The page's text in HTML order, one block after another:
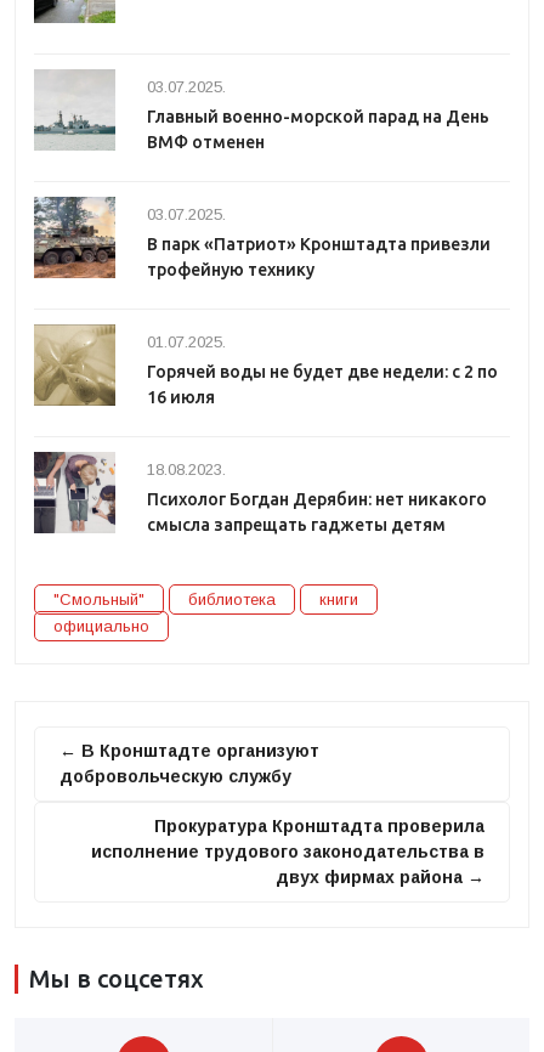
03.07.2025.
Главный военно-морской парад на День
ВМФ отменен
03.07.2025.
В парк «Патриот» Кронштадта привезли
трофейную технику
01.07.2025.
Горячей воды не будет две недели: с 2 по
16 июля
18.08.2023.
Психолог Богдан Дерябин: нет никакого
смысла запрещать гаджеты детям
"Смольный" библиотека
книги
официально
← В Кронштадте организуют
добровольческую службу
Прокуратура Кронштадта проверила
исполнение трудового законодательства в
двух фирмах района →
Мы в соцсетях